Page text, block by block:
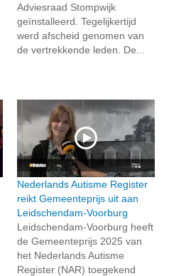
Adviesraad Stompwijk
geïnstalleerd. Tegelijkertijd
werd afscheid genomen van
de vertrekkende leden. De...
Nederlands Autisme Register
reikt Gemeenteprijs uit aan
Leidschendam-Voorburg
Leidschendam-Voorburg heeft
de Gemeenteprijs 2025 van
het Nederlands Autisme
Register (NAR) toegekend